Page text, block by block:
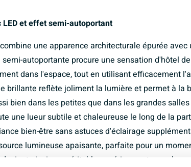
LED et effet semi-autoportant
une apparence architecturale épurée
autoportante procure une sensation d'hôtel
dans l'espace, tout en utilisant efficacement
brillante reflète joliment la lumière et permet à la
bien dans les petites que dans les grandes
une lueur subtile et chaleureuse le long de la
bien-être sans astuces d'éclairage
lumineuse apaisante, parfaite pour un
ainsi une véritable expérience et non plus